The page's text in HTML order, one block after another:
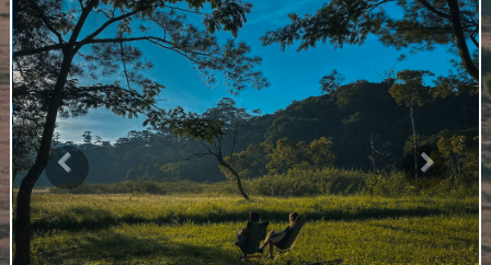
Previous Next